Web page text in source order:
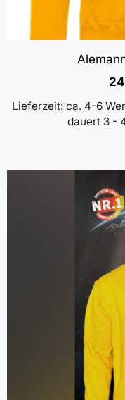
Lieferzeit: ca. 4-6
dauert 3 -